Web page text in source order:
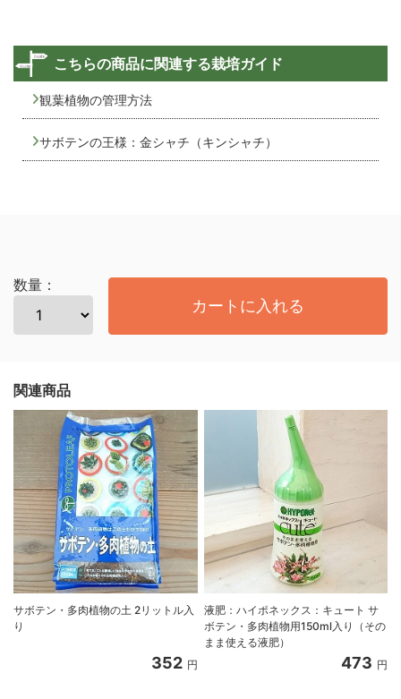
こちらの商品に関連する栽培ガイド
観葉植物の管理方法
サボテンの王様：金シャチ（キンシャチ）
数量：
カートに入れる
関連商品
サボテン・多肉植物の土 2リットル入
り
352 円
液肥：ハイポネックス：キュート サ
ボテン・多肉植物用150ml入り（その
まま使える液肥）
473 円